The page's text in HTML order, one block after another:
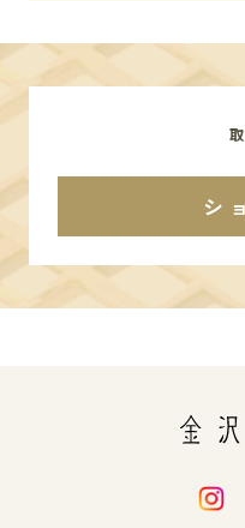
イベント
館内サービス
施設からのお知らせ
スタッフ募集
シ